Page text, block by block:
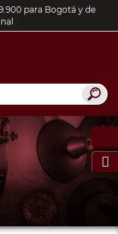
para Bogotá y de
